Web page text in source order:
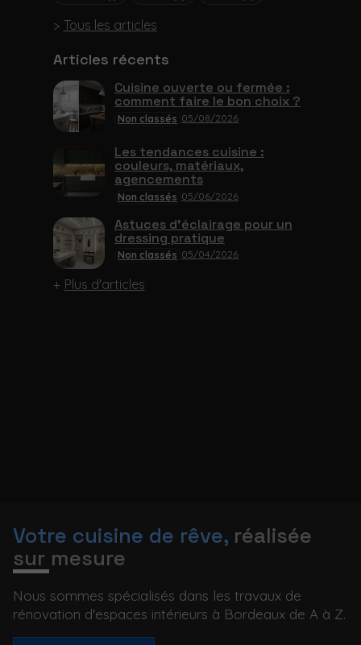
Tous les articles
Articles récents
Non classés 05/08/2026
Cuisine ouverte ou fermée :
comment faire le bon choix ?
Non classés 05/06/2026
Les tendances cuisine :
couleurs, matériaux,
agencements
Non classés 05/04/2026
Astuces d’éclairage pour un
dressing pratique
Plus d'articles
Votre cuisine de rêve, réalisée
sur mesure
Nous sommes spécialisés dans les travaux de
rénovation d'espaces intérieurs à Bordeaux de A à Z.